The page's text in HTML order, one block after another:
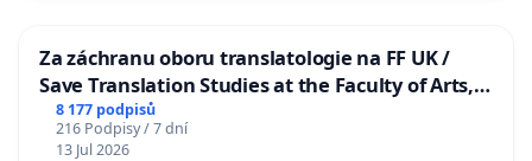
Za záchranu oboru translatologie na FF UK /
Save Translation Studies at the Faculty of Arts,
Charles University
8 177 podpisů
216 Podpisy / 7 dní
13 Jul 2026